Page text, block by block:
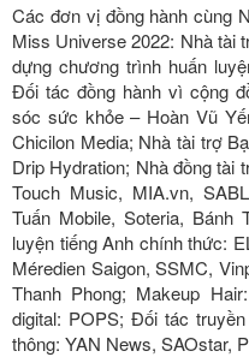
Các đơn vị đồng hành cùng
Miss Universe 2022: Nhà tài
dựng chương trình huấn
Đối tác đồng hành vì cộng
sóc sức khỏe – Hoàn Vũ
Chicilon Media; Nhà tài trợ
Drip Hydration; Nhà đồng tài
Touch Music, MIA.vn,
Tuấn Mobile, Soteria, Bánh
luyện tiếng Anh chính thức:
Méredien Saigon, SSMC,
Thanh Phong; Makeup
digital: POPS; Đối tác
thông: YAN News, SAOstar,